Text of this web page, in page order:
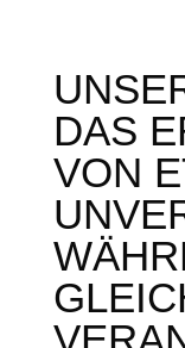
DAS
VON